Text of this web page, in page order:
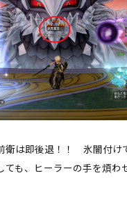
衛は即後退！！ 氷闇付け
ても、ヒーラーの手を煩わ